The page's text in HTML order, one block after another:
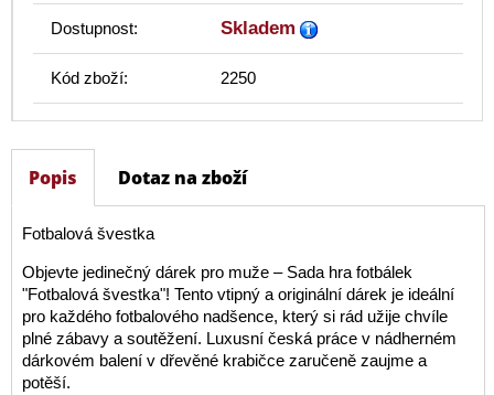
Dostupnost: Skladem
Kód zboží: 2250
Popis Dotaz na zboží
Fotbalová švestka
Objevte jedinečný dárek pro muže – Sada hra fotbálek
"Fotbalová švestka"! Tento vtipný a originální dárek je ideální
pro každého fotbalového nadšence, který si rád užije chvíle
plné zábavy a soutěžení. Luxusní česká práce v nádherném
dárkovém balení v dřevěné krabičce zaručeně zaujme a
potěší.